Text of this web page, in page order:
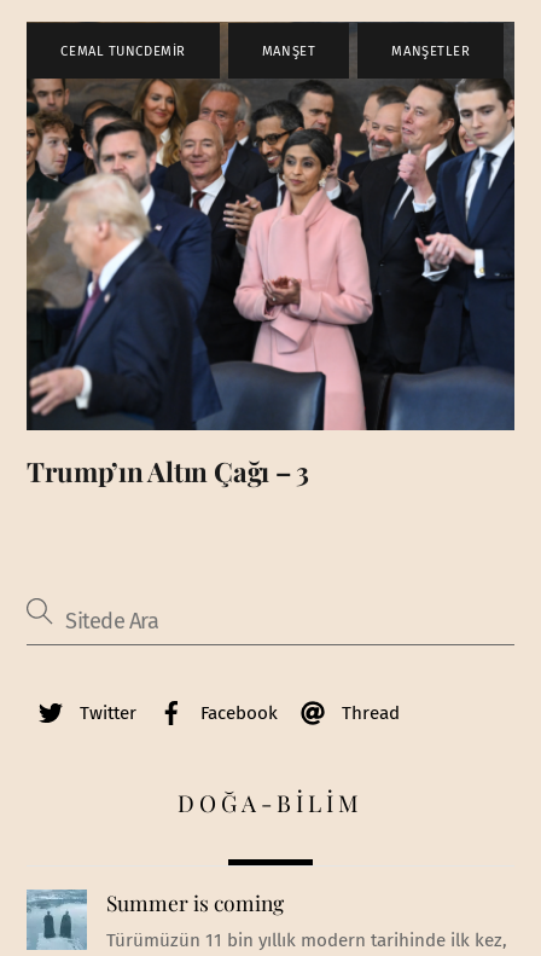
CEMAL TUNCDEMİR MANŞET MANŞETLER
Trump’ın Altın Çağı – 3
Twitter Facebook Thread
DOĞA-BİLİM
Summer is coming
Türümüzün 11 bin yıllık modern tarihinde ilk kez,